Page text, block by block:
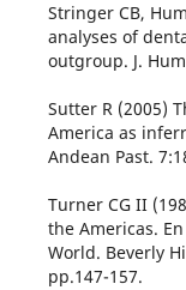
Stringer CB,
analyses of
outgroup. J.
Sutter R (2005)
America as
Andean Past.
Turner CG II
the Americas.
World. Beverly
pp.147-157.